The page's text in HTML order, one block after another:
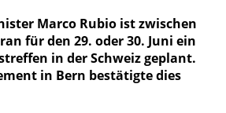
Marco Rubio ist zwischen
für den 29. oder 30. Juni ein
in der Schweiz geplant.
in Bern bestätigte dies